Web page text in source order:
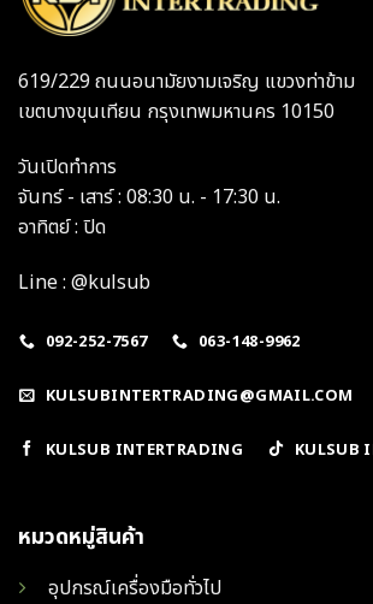
619/229 ถนนอนามัยงามเจริญ แขวงท่าข้าม
เขตบางขุนเทียน กรุงเทพมหานคร 10150
วันเปิดทำการ
จันทร์ - เสาร์ : 08:30 น. - 17:30 น.
อาทิตย์ : ปิด
Line : @kulsub
092-252-7567 063-148-9962
KULSUBINTERTRADING@GMAIL.COM
KULSUB INTERTRADING KULSUB
หมวดหมู่สินค้า
อุปกรณ์เครื่องมือทั่วไป